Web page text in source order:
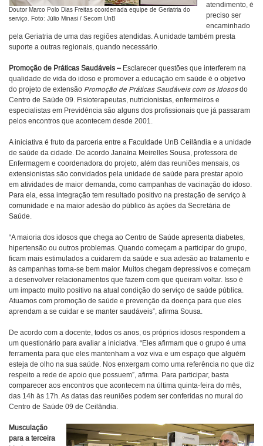
Doutor Marco Polo Dias Freitas coordenada equipe de Geriatria do
serviço. Foto: Júlio Minasi / Secom UnB
atendimento, é
preciso ser
encaminhado
pela Geriatria de uma das regiões atendidas. A unidade também presta
suporte a outras regionais, quando necessário.
Promoção de Práticas Saudáveis – Esclarecer questões que interferem na
qualidade de vida do idoso e promover a educação em saúde é o objetivo
do projeto de extensão Promoção de Práticas Saudáveis com os Idososdo
Centro de Saúde 09. Fisioterapeutas, nutricionistas, enfermeiros e
especialistas em Previdência são alguns dos profissionais que já passaram
pelos encontros que acontecem desde 2001.
A iniciativa é fruto da parceria entre a Faculdade UnB Ceilândia e a unidade
de saúde da cidade. De acordo Janaína Meirelles Sousa, professora de
Enfermagem e coordenadora do projeto, além das reuniões mensais, os
extensionistas são convidados pela unidade de saúde para prestar apoio
em atividades de maior demanda, como campanhas de vacinação do idoso.
Para ela, essa integração tem resultado positivo na prestação de serviço à
comunidade e na maior adesão do público às ações da Secretária de
Saúde.
“A maioria dos idosos que chega ao Centro de Saúde apresenta diabetes,
hipertensão ou outros problemas. Quando começam a participar do grupo,
ficam mais estimulados a cuidarem da saúde e sua adesão ao tratamento e
às campanhas torna-se bem maior. Muitos chegam depressivos e começam
a desenvolver relacionamentos que fazem com que queiram voltar. Isso é
um impacto muito positivo na atual condição do serviço de saúde pública.
Atuamos com promoção de saúde e prevenção da doença para que eles
aprendam a se cuidar e se manter saudáveis”, afirma Sousa.
De acordo com a docente, todos os anos, os próprios idosos respondem a
um questionário para avaliar a iniciativa. “Eles afirmam que o grupo é uma
ferramenta para que eles mantenham a voz viva e um espaço que alguém
esteja de olho na sua saúde. Nos enxergam como uma referência no que diz
respeito a rede de apoio que possuem”, afirma. Para participar, basta
comparecer aos encontros que acontecem na última quinta-feira do mês,
das 14h às 17h. As datas das reuniões podem ser conferidas no mural do
Centro de Saúde 09 de Ceilândia.
Musculação
para a terceira